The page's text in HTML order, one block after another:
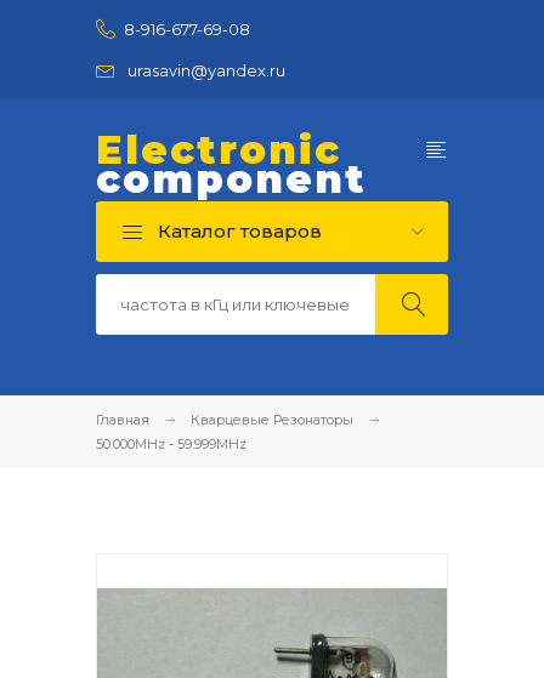
8-916-677-69-08
urasavin@yandex.ru
Electronic
component
Каталог товаров
Главная
Кварцевые Резонаторы
50.000MHz - 59.999MHz